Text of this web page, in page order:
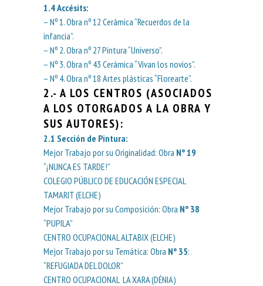
1.4Accésits:
– Nº 1. Obra nº 12 Cerámica “Recuerdos de la
infancia”.
– Nº 2. Obra nº 27 Pintura “Universo”.
– Nº 3. Obra nº 43 Cerámica “Vivan los novios”.
– Nº 4. Obra nº 18 Artes plásticas “Florearte”.
2.- A LOS CENTROS (ASOCIADOS
A LOS OTORGADOS A LA OBRA Y
SUS AUTORES):
2.1 Sección de Pintura:
Mejor Trabajo por su Originalidad: Obra Nº 19
“¡NUNCA ES TARDE!”
COLEGIO PÚBLICO DE EDUCACIÓN ESPECIAL
TAMARIT (ELCHE)
Mejor Trabajo por su Composición: Obra Nº 38
“PUPILA”
CENTRO OCUPACIONAL ALTABIX (ELCHE)
Mejor Trabajo por su Temática: Obra Nº 35:
“REFUGIADA DEL DOLOR”
CENTRO OCUPACIONAL LA XARA (DÉNIA)